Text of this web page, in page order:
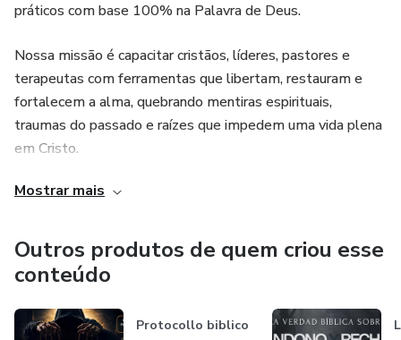
práticos com base 100% na Palavra de Deus.
Nossa missão é capacitar cristãos, líderes, pastores e
terapeutas com ferramentas que libertam, restauram e
fortalecem a alma, quebrando mentiras espirituais,
traumas do passado e raízes que impedem uma vida plena
em Cristo.
Produzimos conteúdos que tocam o profundo, curam o
Mostrar mais
Outros produtos de quem criou esse
conteúdo
Protocollo biblico